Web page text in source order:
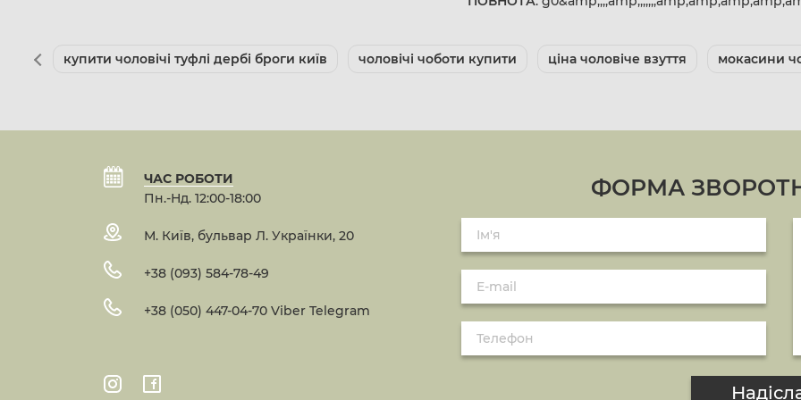
купити чоловічі туфлі дербі броги київ чоловічі чоботи купити ціна чоловіче взуття мокасини
ЧАС РОБОТИ
Пн.-Нд. 12:00-18:00
М. Київ, бульвар Л. Українки, 20
+38 (093) 584-78-49
+38 (050) 447-04-70 Viber Telegram
ФОРМА